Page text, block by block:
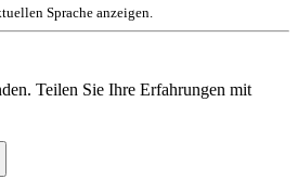
Sprache anzeigen.
Teilen Sie Ihre Erfahrungen mit